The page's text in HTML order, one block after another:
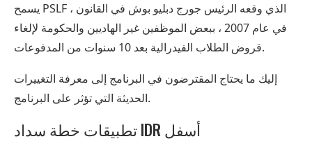
يسمح PSLF ، الذي وقعه الرئيس جورج دبليو بوش في القانون
في عام 2007 ، ببعض الموظفين غير الهاديين والحكومة لإلغاء
قروض الطلاب الفيدرالية بعد 10 سنوات من المدفوعات.
إليك ما يحتاج المقترضون في البرنامج إلى معرفة التغييرات
الحديثة التي تؤثر على البرنامج.
تطبيقات خطة سداد IDR أسفل